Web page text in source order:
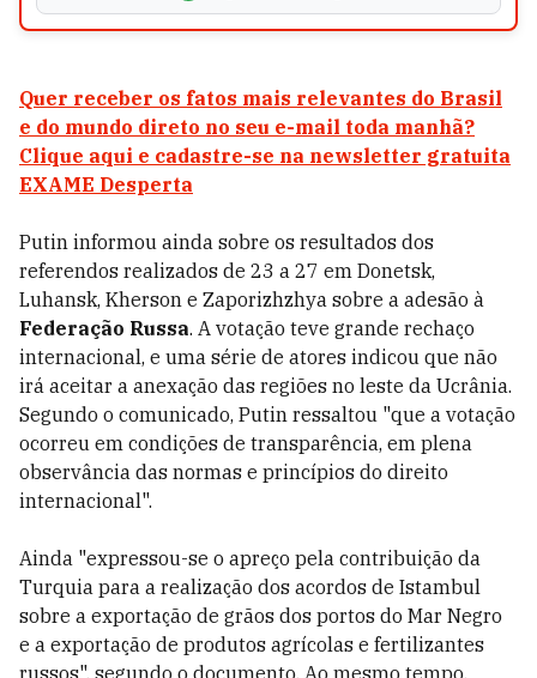
Quer receber os fatos mais relevantes do Brasil
e do mundo direto no seu e-mail toda manhã?
Clique aqui e cadastre-se na newsletter gratuita
EXAME Desperta
Putin informou ainda sobre os resultados dos
referendos realizados de 23 a 27 em Donetsk,
Luhansk, Kherson e Zaporizhzhya sobre a adesão à
Federação Russa. A votação teve grande rechaço
internacional, e uma série de atores indicou que não
irá aceitar a anexação das regiões no leste da Ucrânia.
Segundo o comunicado, Putin ressaltou "que a votação
ocorreu em condições de transparência, em plena
observância das normas e princípios do direito
internacional".
Ainda "expressou-se o apreço pela contribuição da
Turquia para a realização dos acordos de Istambul
sobre a exportação de grãos dos portos do Mar Negro
e a exportação de produtos agrícolas e fertilizantes
russos", segundo o documento. Ao mesmo tempo,